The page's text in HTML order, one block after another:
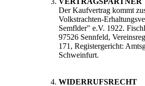
Der Kaufvertrag kommt
Volkstrachten-
Semflder" e.V. 1922.
97526 Sennfeld,
171, Registergericht:
Schweinfurt.
WIDERRUFSRECHT